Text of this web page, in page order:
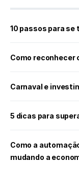
10 passos para
Como reconhecer
Carnaval e
5 dicas para
Como a
mudando a